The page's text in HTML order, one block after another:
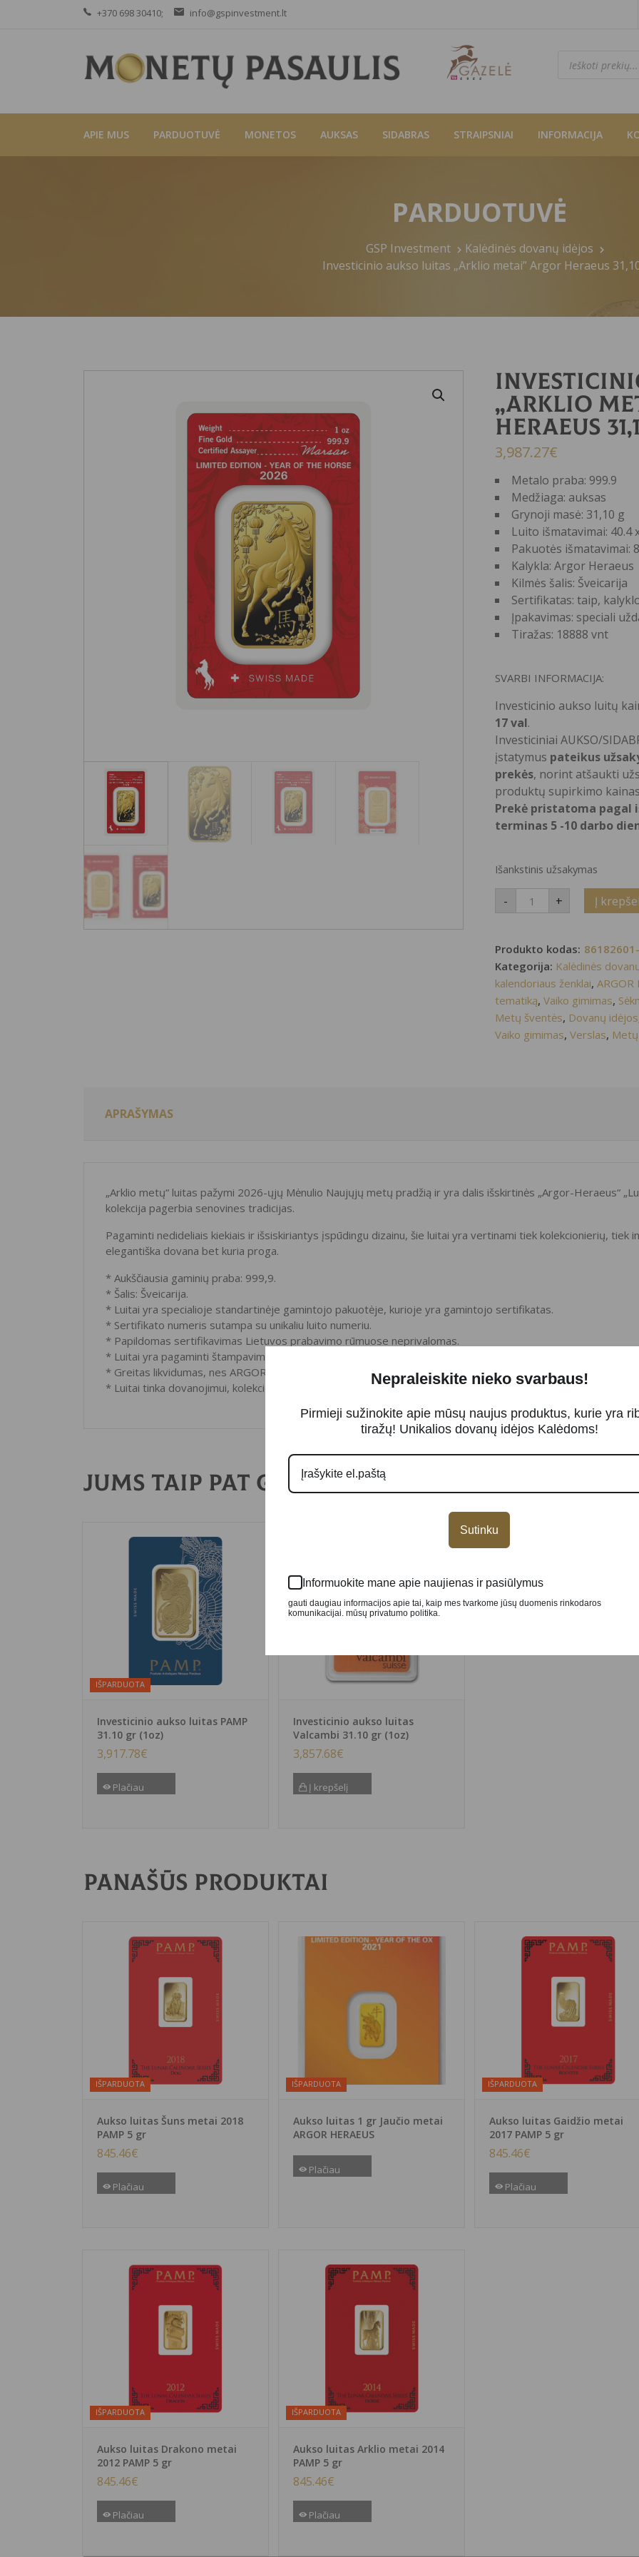
+370 698 30410; info@gspinvestment.lt
search
APIE MUS PARDUOTUVĖ MONETOS AUKSAS SIDABRAS STRAIPSNIAI INFORMACIJA
PARDUOTUVĖ
GSP Investment
Kalėdinės dovanų idėjos
Investicinio aukso luitas „Arklio metai” Argor Heraeus
„Arklio
Heraeus
3,987.27€
Metalo praba: 999.9
Medžiaga: auksas
Grynoji masė: 31,10 g
Luito išmatavimai: 40.4
Pakuotės išmatavimai:
Kalykla: Argor Heraeus
Kilmės šalis: Šveicarija
Sertifikatas: taip,
Įpakavimas: speciali
Tiražas: 18888 vnt
SVARBI INFORMACIJA:
Investicinio aukso luitų
17 val.
Investiciniai AUKSO/
įstatymus pateikus
prekės, norint atšaukti
produktų supirkimo
Prekė pristatoma pagal
terminas 5 -10 darbo
Išankstinis užsakymas
- produkto
kiekis:
Investicinio
„Arklio
metai”
Argor
Heraeus
31,10
g
+ Į
Produkto kodas:
Kategorija: Kalėdinės
kalendoriaus ženklai,ARGOR
tematiką,Vaiko gimimas,
Metų šventės, Dovanų idėjos
Vaiko gimimas,Verslas,
APRAŠYMAS
„Arklio metų“ luitas pažymi 2026-ųjų Mėnulio Naujųjų metų pradžią ir yra dalis išskirtinės „Argor-Heraeus“
kolekcija pagerbia senovines tradicijas.
Pagaminti nedideliais kiekiais ir išsiskiriantys įspūdingu dizainu, šie luitai yra vertinami tiek kolekcionierių,
elegantiška dovana bet kuria proga.
* Aukščiausia gaminių praba: 999,9.
* Šalis: Šveicarija.
* Luitai yra specialioje standartinėje gamintojo pakuotėje, kurioje yra gamintojo sertifikatas.
* Sertifikato numeris sutampa su unikaliu luito numeriu.
* Papildomas sertifikavimas Lietuvos prabavimo rūmuose neprivalomas.
* Luitai yra pagaminti štampavimo būdu.
* Greitas likvidumas, nes ARGOR HERAEUS kompanijos luitai yra žinomi daugelyje pasaulio šalių.
* Luitai tinka dovanojimui, kolekcionavimui.
Jums taip pat gali patikti…
IŠPARDUOTA
Investicinio aukso luitas PAMP
31.10 gr (1oz)
3,917.78€
Plačiau
Investicinio aukso luitas
Valcambi 31.10 gr (1oz)
3,857.68€
Į krepšelį
Panašūs produktai
IŠPARDUOTA
Aukso luitas Šuns metai 2018
PAMP 5 gr
845.46€
Plačiau
IŠPARDUOTA
Aukso luitas 1 gr Jaučio metai
ARGOR HERAEUS
Plačiau
IŠPARDUOTA
Aukso luitas Gaidžio metai
2017 PAMP 5 gr
845.46€
Plačiau
IŠPARDUOTA
Aukso luitas Drakono metai
2012 PAMP 5 gr
845.46€
Plačiau
IŠPARDUOTA
Aukso luitas Arklio metai 2014
PAMP 5 gr
845.46€
Plačiau
Nepraleiskite nieko svarbaus!
Pirmieji sužinokite apie mūsų naujus produktus, kurie yra
tiražų! Unikalios dovanų idėjos Kalėdoms!
Sutinku
Informuokite mane apie naujienas ir pasiūlymus
gauti daugiau informacijos apie tai, kaip mes tvarkome jūsų duomenis rinkodaros
komunikacijai. mūsų privatumo politika.